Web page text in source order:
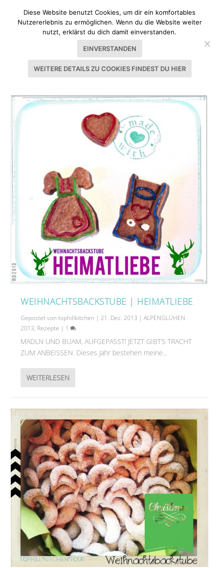
SCHLAGWORT:PLÄTZCHEN
WEIHNACHTSBACKSTUBE | HEIMATLIEBE
Gepostet vontophillkitchen |21. Dez. 2013 |ALPENGLÜHEN
2013, Rezepte | 1
MADLN UND BUAM, AUFGEPASST! JETZT GIBT’S TRACHT
ZUM ANBEISSEN. Dieses Jahr bestehen meine...
WEITERLESEN
Diese Website benutzt Cookies, um dir ein komfortables
Nutzererlebnis zu ermöglichen. Wenn du die Website weiter
nutzt, erklärst du dich damit einverstanden.
EINVERSTANDEN
WEITERE DETAILS ZU COOKIES FINDEST DU HIER